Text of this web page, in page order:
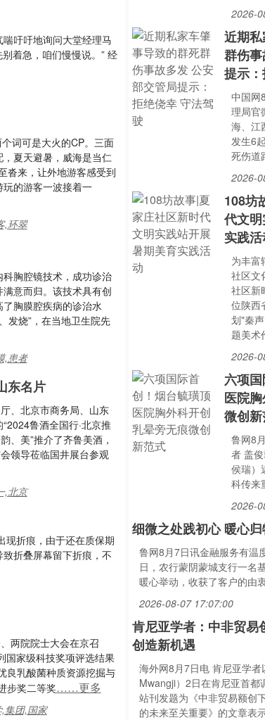
吁吁地询问大堂经理马
着急，咱们慢慢说。” 经
词可是大火的CP。三面
夏天避暑，威海是当仁
沓来，让外地游客感受到
的游客一波接着一
,环翠
胸腔镜技术，成功诊治
意而归。该技术具有创
胸膜腔疾病的诊治水
发烧”，在当地卫生院先
,患者
东名片
、北京市商务局、山东
鲁酒全国行·北京推
、美”推介了齐鲁美酒，
领导莅临国井展台参观
,北京
现折痕，由于还在质保期
折叠屏幕留下折痕，不
两院院士大会在京召
国家级科技奖项评选结果
良乳酸菌种质资源挖掘与
步奖二等奖……更多
集团,国家
2026-
近期
群伤
提示
中国网
理局官
海、江
发生6
死伤道
2026-
108坊
代文
实践
为丰富
社区文
社区新
位陕西
划"秦
题美术
2026-
六项
医院
微创
鲁网8
者 盖
侯瑞）
科传来
2026-
细微之处践初心 暖心
鲁网8月7日讯金融服务有温
日，农行蒙阴蒙城支行一名
暖心举动，收获了客户的由
2026-08-07 17:07:00
肯尼亚学者：中非贸易
创造新机遇
海外网8月7日电 肯尼亚学者
Mwangji）2日在肯尼亚首
站刊发题为《中非贸易额创
的未来至关重要》的文章表